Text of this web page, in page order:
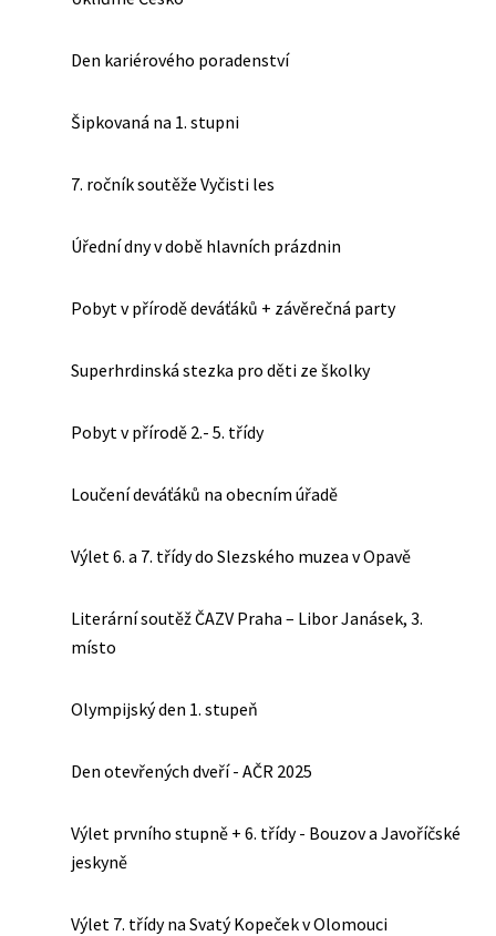
Den kariérového poradenství
Šipkovaná na 1. stupni
7. ročník soutěže Vyčisti les
Úřední dny v době hlavních prázdnin
Pobyt v přírodě deváťáků + závěrečná party
Superhrdinská stezka pro děti ze školky
Pobyt v přírodě 2.- 5. třídy
Loučení deváťáků na obecním úřadě
Výlet 6. a 7. třídy do Slezského muzea v Opavě
Literární soutěž ČAZV Praha – Libor Janásek, 3.
místo
Olympijský den 1. stupeň
Den otevřených dveří - AČR 2025
Výlet prvního stupně + 6. třídy - Bouzov a Javoříčské
jeskyně
Výlet 7. třídy na Svatý Kopeček v Olomouci